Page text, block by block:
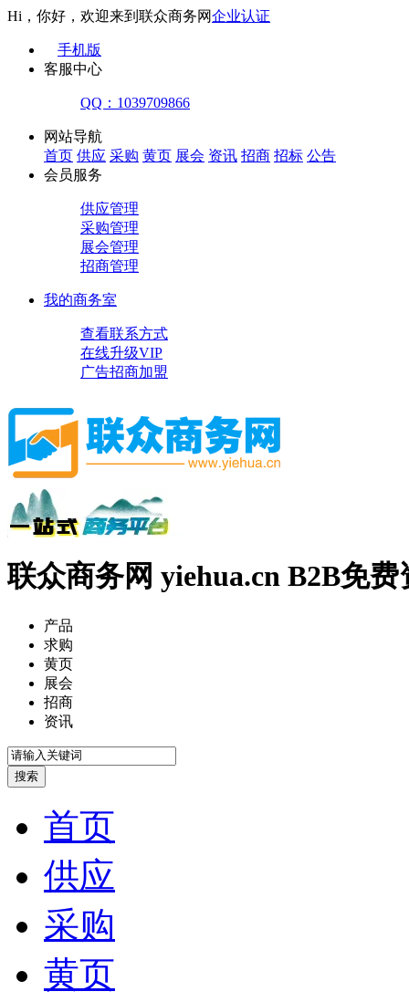
Hi，你好，欢迎来到联众商务网企业认证
手机版
客服中心
QQ：1039709866
网站导航
首页 供应 采购 黄页 展会 资讯 招商 招标 公告
会员服务
供应管理
采购管理
展会管理
招商管理
我的商务室
查看联系方式
在线升级VIP
广告招商加盟
联众商务网 yiehua.cn B2B免
产品
求购
黄页
展会
招商
资讯
首页
供应
采购
黄页